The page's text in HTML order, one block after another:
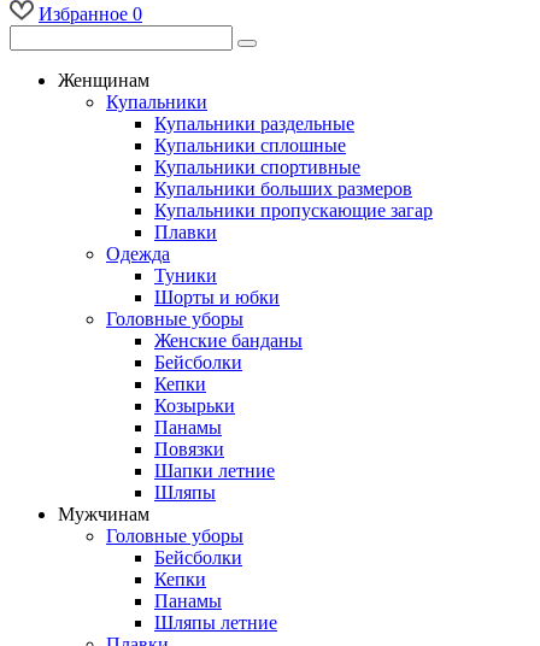
Избранное 0
Женщинам
Купальники
Купальники раздельные
Купальники сплошные
Купальники спортивные
Купальники больших размеров
Купальники пропускающие загар
Плавки
Одежда
Туники
Шорты и юбки
Головные уборы
Женские банданы
Бейсболки
Кепки
Козырьки
Панамы
Повязки
Шапки летние
Шляпы
Мужчинам
Головные уборы
Бейсболки
Кепки
Панамы
Шляпы летние